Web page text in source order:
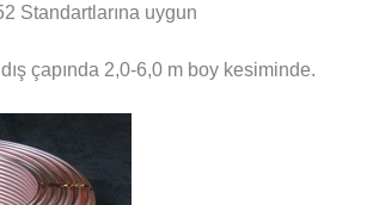
Standartlarına uygun
çapında 2,0-6,0 m boy kesiminde.